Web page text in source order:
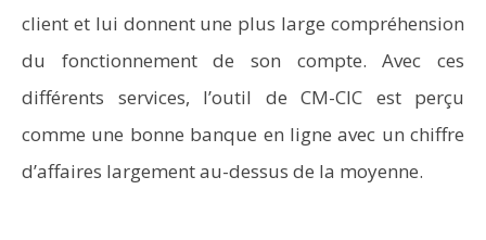
client et lui donnent une plus large compréhension
du fonctionnement de son compte. Avec ces
différents services, l’outil de CM-CIC est perçu
comme une bonne banque en ligne avec un chiffre
d’affaires largement au-dessus de la moyenne.